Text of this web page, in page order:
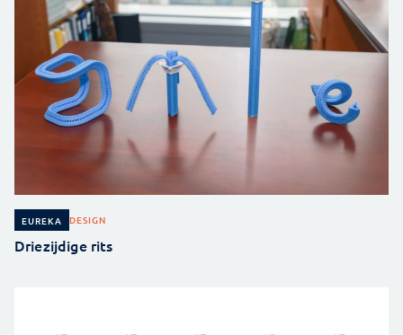
EUREKA DESIGN
Driezijdige rits